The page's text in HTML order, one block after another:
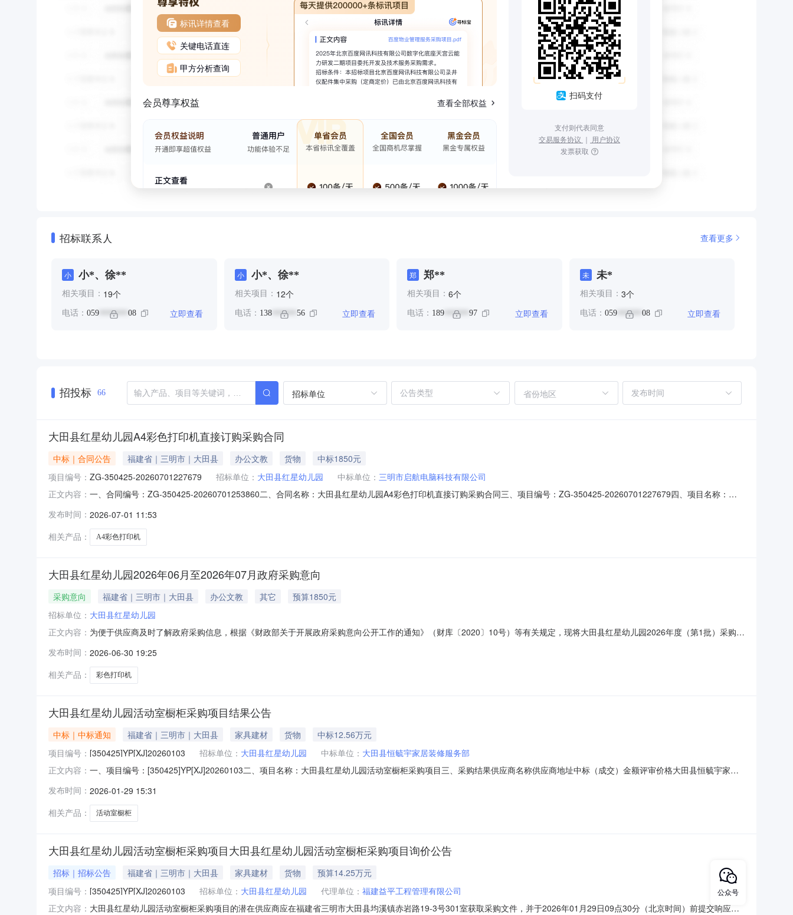
标讯详情查看
关键电话直连
甲方分析查询
会员尊享权益 查看全部权益
扫码支付
支付则代表同意
交易服务协议 ｜ 用户协议
发票获取
招标联系人 查看更多
小 小*、徐**
相关项目： 19个
电话： 059 ******* 08 立即查看
小 小*、徐**
相关项目： 12个
电话： 138****** 56 立即查看
郑 郑**
相关项目： 6个
电话： 189 ****** 97 立即查看
未 未*
相关项目： 3个
电话： 059****** 08 立即查看
招投标 66 招标单位 省份地区
大田县红星幼儿园A4彩色打印机直接订购采购合同
中标｜合同公告 福建省｜三明市｜大田县 办公文教 货物
中标1850元
项目编号： ZG-350425-20260701227679 招标单位： 大田县红星幼儿园 中标单位： 三明市启航电脑科技有限公司
正文内容： 一、合同编号：ZG-350425-20260701253860二、合同名称：大田县红星幼儿园A4彩色打印机直接订购采购合同三、项目编号：ZG-350425-20260701227679四、项目名称：大
市启航电脑科技有限公司地址：福建省三明市三元区乾龙新村17幢十层2号联系方式：13328901208六、合同主要信息主要标的名称：彩色打印机规格型号（或
发布时间： 2026-07-01 11:53
相关产品：
A4彩色打印机
大田县红星幼儿园2026年06月至2026年07月政府采购意向
采购意向 福建省｜三明市｜大田县 办公文教 其它
预算1850元
招标单位： 大田县红星幼儿园
正文内容： 为便于供应商及时了解政府采购信息，根据《财政部关于开展政府采购意向公开工作的通知》（财库〔2020〕10号）等有关规定，现将大田县红星幼儿园2026年度（第1批）采购意
的要求：喷墨/A4彩色打印机0.1850002026年07月无本次公开的采购意向是本单位政府采购工作的初步安排，具体采购项目情况以相关采购公告和采购文件为准。大田县红星幼儿园
2026年06
发布时间： 2026-06-30 19:25
相关产品：
彩色打印机
大田县红星幼儿园活动室橱柜采购项目结果公告
中标｜中标通知 福建省｜三明市｜大田县 家具建材 货物
中标12.56万元
项目编号： [350425]YP[XJ]20260103 招标单位： 大田县红星幼儿园 中标单位： 大田县恒毓宇家居装修服务部
正文内容： 一、项目编号：[350425]YP[XJ]20260103二、项目名称：大田县红星幼儿园活动室橱柜采购项目三、采购结果供应商名称供应商地址中标（成交）金额评审价格大田县恒毓宇家居
定制1批125597.40125597.40五、评审专家名单：采购人代表：汪小华评审专家：刘珍超、章兴斌六、代理服务收费标准及金额：代理服务费收费标准：1、代理
发布时间： 2026-01-29 15:31
相关产品：
活动室橱柜
大田县红星幼儿园活动室橱柜采购项目大田县红星幼儿园活动室橱柜采购项目询价公告
招标｜招标公告 福建省｜三明市｜大田县 家具建材 货物
预算14.25万元
项目编号： [350425]YP[XJ]20260103 招标单位： 大田县红星幼儿园 代理单位： 福建益平工程管理有限公司
正文内容： 大田县红星幼儿园活动室橱柜采购项目的潜在供应商应在福建省三明市大田县均溪镇赤岩路19-3号301室获取采购文件，并于2026年01月29日09点30分（北京时间）前提交响应文
公众号